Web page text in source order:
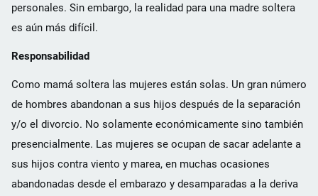
personales. Sin embargo, la realidad para una madre soltera
es aún más difícil.
Responsabilidad
Como mamá soltera las mujeres están solas. Un gran número
de hombres abandonan a sus hijos después de la separación
y/o el divorcio. No solamente económicamente sino también
presencialmente. Las mujeres se ocupan de sacar adelante a
sus hijos contra viento y marea, en muchas ocasiones
abandonadas desde el embarazo y desamparadas a la deriva